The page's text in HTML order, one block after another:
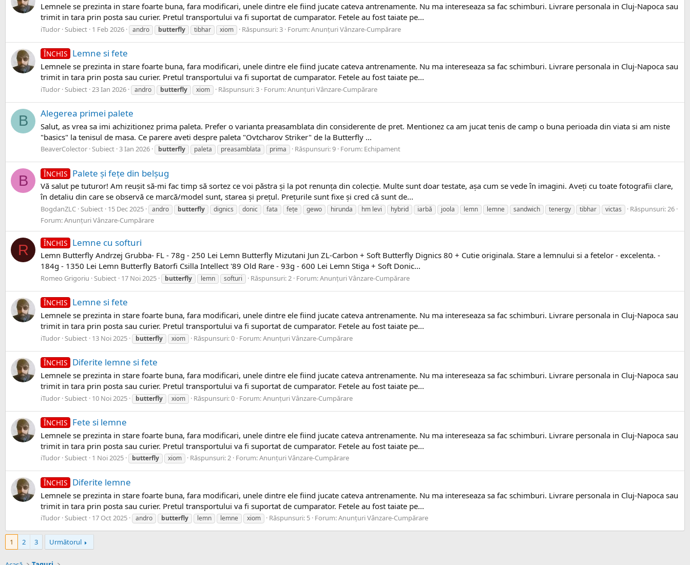
Lemnele se prezinta in stare foarte buna, fara modificari, unele dintre ele fiind jucate cateva antrenamente. Nu ma intereseaza sa fac schimburi. Livrare personala in Cluj-Napoca sau
trimit in tara prin posta sau curier. Pretul transportului va fi suportat de cumparator. Fetele au fost taiate pe...
iTudor Subiect 1 Feb 2026 andro butterfly tibhar xiom Răspunsuri: 3 Forum:Anunțuri Vânzare-Cumpărare
ÎNCHIS Lemne si fete
Lemnele se prezinta in stare foarte buna, fara modificari, unele dintre ele fiind jucate cateva antrenamente. Nu ma intereseaza sa fac schimburi. Livrare personala in Cluj-Napoca sau
trimit in tara prin posta sau curier. Pretul transportului va fi suportat de cumparator. Fetele au fost taiate pe...
iTudor Subiect 23 Ian 2026 andro butterfly xiom Răspunsuri: 3 Forum:Anunțuri Vânzare-Cumpărare
B Alegerea primei palete
Salut, as vrea sa imi achizitionez prima paleta. Prefer o varianta preasamblata din considerente de pret. Mentionez ca am jucat tenis de camp o buna perioada din viata si am niste
"basics" la tenisul de masa. Ce parere aveti despre paleta "Ovtcharov Striker" de la Butterfly ...
BeaverColector Subiect 3 Ian 2026 butterfly paleta preasamblata prima Răspunsuri: 9 Forum: Echipament
B ÎNCHIS Palete și fețe din belșug
Vă salut pe tuturor! Am reușit să-mi fac timp să sortez ce voi păstra și la pot renunța din colecție. Multe sunt doar testate, așa cum se vede în imagini. Aveți cu toate fotografii clare,
în detaliu din care se observă ce marcă/model sunt, starea și prețul. Prețurile sunt fixe și cred că sunt de...
BogdanZLC Subiect 15 Dec 2025 andro butterfly dignics donic fata fețe gewo hirunda hm levi hybrid iarbă joola lemn lemne sandwich tenergy tibhar victas
Răspunsuri: 26
Forum:Anunțuri Vânzare-Cumpărare
R ÎNCHIS Lemne cu softuri
Lemn Butterfly Andrzej Grubba- FL - 78g - 250 Lei Lemn Butterfly Mizutani Jun ZL-Carbon + Soft Butterfly Dignics 80 + Cutie originala. Stare a lemnului si a fetelor - excelenta. -
184g - 1350 Lei Lemn Butterfly Batorfi Csilla Intellect '89 Old Rare - 93g - 600 Lei Lemn Stiga + Soft Donic...
Romeo Grigoriu Subiect 17 Noi 2025 butterfly lemn softuri Răspunsuri: 2 Forum:Anunțuri Vânzare-Cumpărare
ÎNCHIS Lemne si fete
Lemnele se prezinta in stare foarte buna, fara modificari, unele dintre ele fiind jucate cateva antrenamente. Nu ma intereseaza sa fac schimburi. Livrare personala in Cluj-Napoca sau
trimit in tara prin posta sau curier. Pretul transportului va fi suportat de cumparator. Fetele au fost taiate pe...
iTudor Subiect 13 Noi 2025 butterfly xiom Răspunsuri: 0 Forum:Anunțuri Vânzare-Cumpărare
ÎNCHIS Diferite lemne si fete
Lemnele se prezinta in stare foarte buna, fara modificari, unele dintre ele fiind jucate cateva antrenamente. Nu ma intereseaza sa fac schimburi. Livrare personala in Cluj-Napoca sau
trimit in tara prin posta sau curier. Pretul transportului va fi suportat de cumparator. Fetele au fost taiate pe...
iTudor Subiect 10 Noi 2025 butterfly xiom Răspunsuri: 0 Forum:Anunțuri Vânzare-Cumpărare
ÎNCHIS Fete si lemne
Lemnele se prezinta in stare foarte buna, fara modificari, unele dintre ele fiind jucate cateva antrenamente. Nu ma intereseaza sa fac schimburi. Livrare personala in Cluj-Napoca sau
trimit in tara prin posta sau curier. Pretul transportului va fi suportat de cumparator. Fetele au fost taiate pe...
iTudor Subiect 1 Noi 2025 butterfly xiom Răspunsuri: 2 Forum:Anunțuri Vânzare-Cumpărare
ÎNCHIS Diferite lemne
Lemnele se prezinta in stare foarte buna, fara modificari, unele dintre ele fiind jucate cateva antrenamente. Nu ma intereseaza sa fac schimburi. Livrare personala in Cluj-Napoca sau
trimit in tara prin posta sau curier. Pretul transportului va fi suportat de cumparator. Fetele au fost taiate pe...
iTudor Subiect 17 Oct 2025 andro butterfly lemn lemne xiom Răspunsuri: 5 Forum:Anunțuri Vânzare-Cumpărare
1 2 3 Următorul